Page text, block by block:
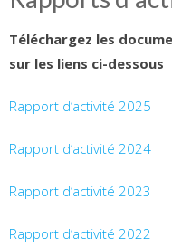
Téléchargez les
sur les liens ci-dessous
Rapport d’activité 2025
Rapport d’activité 2024
Rapport d’activité 2023
Rapport d’activité 2022